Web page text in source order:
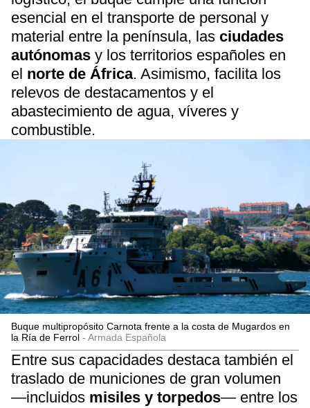
esencial en el transporte de personal y
material entre la península, las ciudades
autónomas y los territorios españoles en
el norte de África. Asimismo, facilita los
relevos de destacamentos y el
abastecimiento de agua, víveres y
combustible.
Buque multipropósito Carnota frente a la costa de Mugardos en
la Ría de Ferrol
Armada Española
Entre sus capacidades destaca también el
traslado de municiones de gran volumen
—incluidos misiles y torpedos— entre los